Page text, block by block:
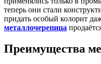
теперь они стали
придать особый колорит
металлочерепица
Преимущества